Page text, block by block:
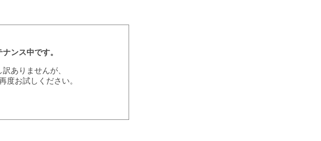
ンス中です。
ありませんが、
度お試しください。